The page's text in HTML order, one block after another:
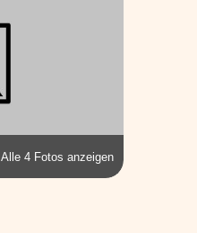
Alle 4 Fotos anzeigen